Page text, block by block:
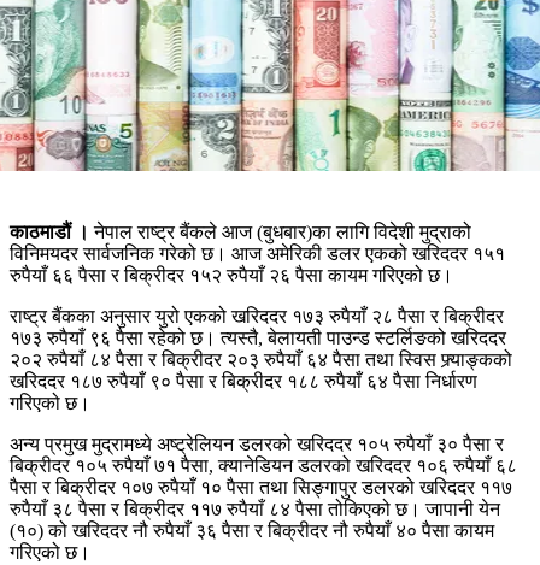
काठमाडौं । नेपाल राष्ट्र बैंकले आज (बुधबार)का लागि विदेशी मुद्राको
विनिमयदर सार्वजनिक गरेको छ। आज अमेरिकी डलर एकको खरिददर १५१
रुपैयाँ ६६ पैसा र बिक्रीदर १५२ रुपैयाँ २६ पैसा कायम गरिएको छ।
राष्ट्र बैंकका अनुसार युरो एकको खरिददर १७३ रुपैयाँ २८ पैसा र बिक्रीदर
१७३ रुपैयाँ ९६ पैसा रहेको छ। त्यस्तै, बेलायती पाउन्ड स्टर्लिङको खरिददर
२०२ रुपैयाँ ८४ पैसा र बिक्रीदर २०३ रुपैयाँ ६४ पैसा तथा स्विस फ्र्याङ्कको
खरिददर १८७ रुपैयाँ ९० पैसा र बिक्रीदर १८८ रुपैयाँ ६४ पैसा निर्धारण
गरिएको छ।
अन्य प्रमुख मुद्रामध्ये अष्ट्रेलियन डलरको खरिददर १०५ रुपैयाँ ३० पैसा र
बिक्रीदर १०५ रुपैयाँ ७१ पैसा, क्यानेडियन डलरको खरिददर १०६ रुपैयाँ ६८
पैसा र बिक्रीदर १०७ रुपैयाँ १० पैसा तथा सिङ्गापुर डलरको खरिददर ११७
रुपैयाँ ३८ पैसा र बिक्रीदर ११७ रुपैयाँ ८४ पैसा तोकिएको छ। जापानी येन
(१०) को खरिददर नौ रुपैयाँ ३६ पैसा र बिक्रीदर नौ रुपैयाँ ४० पैसा कायम
गरिएको छ।